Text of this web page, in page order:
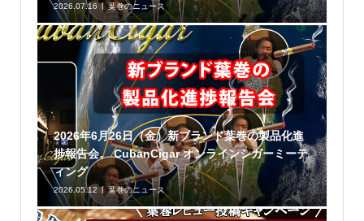
2026.07.16 葉巻のニュース
2026年6月26日（金）新ブランド葉巻の製品化進
捗報告会。 CubanCigar オンラインシガーミーテ
ィング
2026.05.12 葉巻のニュース